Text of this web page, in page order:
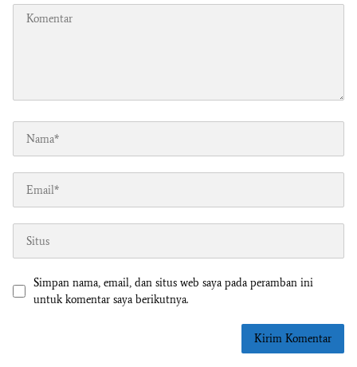
Simpan nama, email, dan situs web saya pada peramban ini
untuk komentar saya berikutnya.